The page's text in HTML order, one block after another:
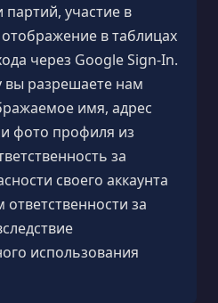
участие в
в таблицах
через Google Sign-In.
вы разрешаете нам
имя, адрес
фото профиля из
за
своего аккаунта
за
использования